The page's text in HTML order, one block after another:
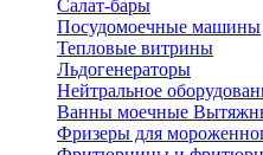
Салат-бары
Посудомоечные машины
Тепловые витрины
Льдогенераторы
Нейтральное
Ванны моечные
Фризеры для